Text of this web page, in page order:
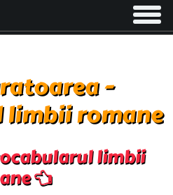
Toggle
-
romane
limbii